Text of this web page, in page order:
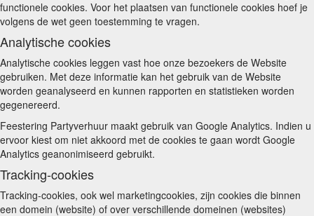
functionele cookies. Voor het plaatsen van functionele cookies hoef je
volgens de wet geen toestemming te vragen.
Analytische cookies
Analytische cookies leggen vast hoe onze bezoekers de Website
gebruiken. Met deze informatie kan het gebruik van de Website
worden geanalyseerd en kunnen rapporten en statistieken worden
gegenereerd.
Feestering Partyverhuur maakt gebruik van Google Analytics. Indien u
ervoor kiest om niet akkoord met de cookies te gaan wordt Google
Analytics geanonimiseerd gebruikt.
Tracking-cookies
Tracking-cookies, ook wel marketingcookies, zijn cookies die binnen
een domein (website) of over verschillende domeinen (websites)